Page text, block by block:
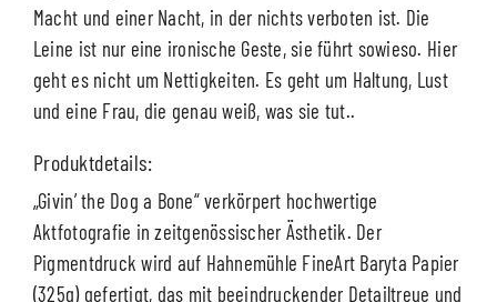
Macht und einer Nacht, in der nichts verboten ist. Die
Leine ist nur eine ironische Geste, sie führt sowieso. Hier
geht es nicht um Nettigkeiten. Es geht um Haltung, Lust
und eine Frau, die genau weiß, was sie tut..
Produktdetails:
„Givin’ the Dog a Bone“ verkörpert hochwertige
Aktfotografie in zeitgenössischer Ästhetik. Der
Pigmentdruck wird auf Hahnemühle FineArt Baryta Papier
(325g) gefertigt, das mit beeindruckender Detailtreue und